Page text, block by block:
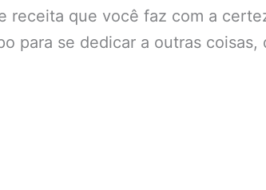
receita que você faz com a
para se dedicar a outras coisas,